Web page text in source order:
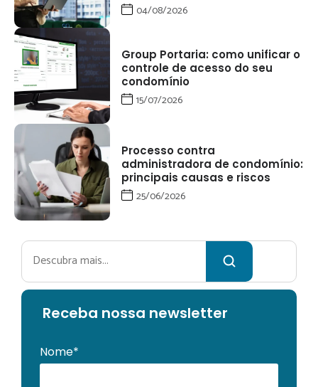
04/08/2026
Group Portaria: como unificar o
controle de acesso do seu
condomínio
15/07/2026
Processo contra
administradora de condomínio:
principais causas e riscos
25/06/2026
Pesquisar
Receba nossa newsletter
Nome*